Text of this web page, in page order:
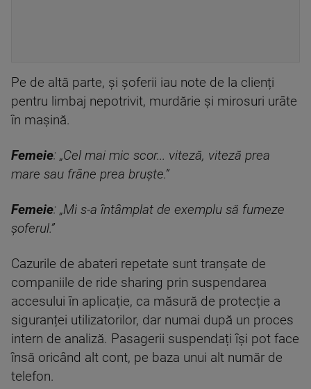
Pe de altă parte, și șoferii iau note de la clienți
pentru limbaj nepotrivit, murdărie și mirosuri urâte
în mașină.
Femeie: „Cel mai mic scor... viteză, viteză prea
mare sau frâne prea bruște.”
Femeie: „Mi s-a întâmplat de exemplu să fumeze
șoferul.”
Cazurile de abateri repetate sunt tranșate de
companiile de ride sharing prin suspendarea
accesului în aplicație, ca măsură de protecție a
siguranței utilizatorilor, dar numai după un proces
intern de analiză. Pasagerii suspendați își pot face
însă oricând alt cont, pe baza unui alt număr de
telefon.